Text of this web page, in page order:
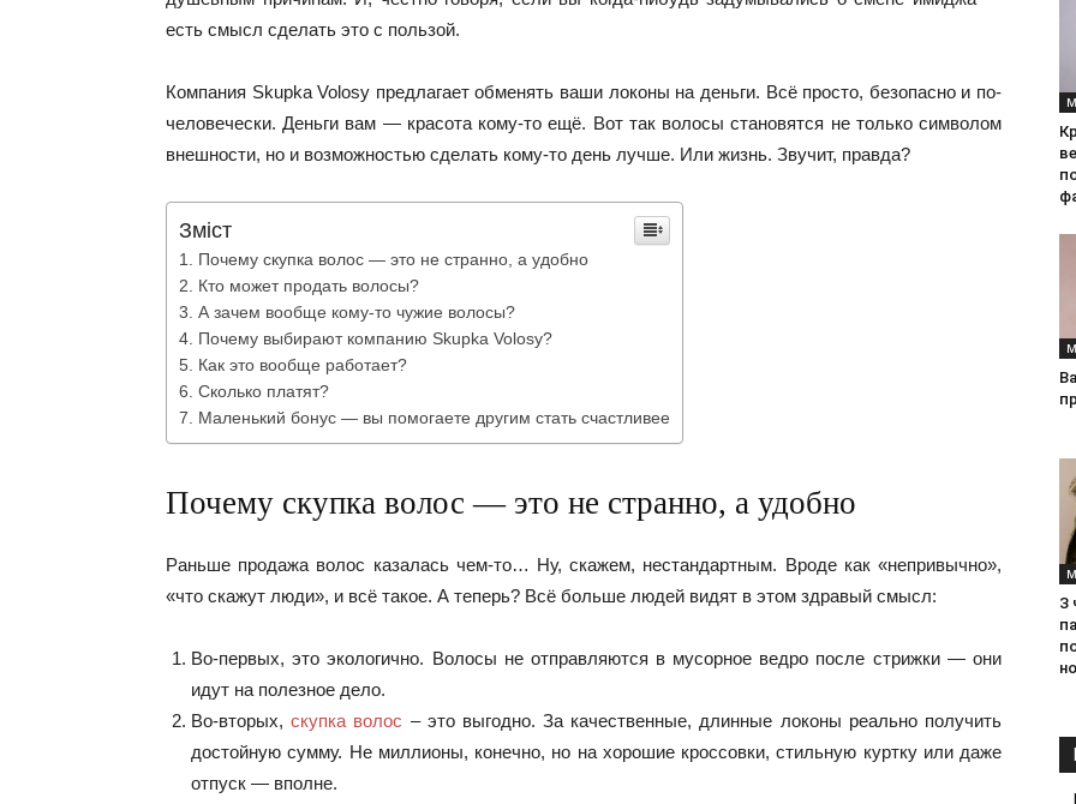
есть смысл сделать это с пользой.
Компания Skupka Volosy предлагает обменять ваши локоны на деньги. Всё просто, безопасно и по-
человечески. Деньги вам — красота кому-то ещё. Вот так волосы становятся не только символом
внешности, но и возможностью сделать кому-то день лучше. Или жизнь. Звучит, правда?
Зміст
Почему скупка волос — это не странно, а удобно
Кто может продать волосы?
А зачем вообще кому-то чужие волосы?
Почему выбирают компанию Skupka Volosy?
Как это вообще работает?
Сколько платят?
Маленький бонус — вы помогаете другим стать счастливее
Почему скупка волос — это не странно, а удобно
Раньше продажа волос казалась чем-то… Ну, скажем, нестандартным. Вроде как «непривычно»,
«что скажут люди», и всё такое. А теперь? Всё больше людей видят в этом здравый смысл:
Во-первых, это экологично. Волосы не отправляются в мусорное ведро после стрижки — они
идут на полезное дело.
Во-вторых,скупка волос – это выгодно. За качественные, длинные локоны реально получить
достойную сумму. Не миллионы, конечно, но на хорошие кроссовки, стильную куртку или даже
отпуск — вполне.
З